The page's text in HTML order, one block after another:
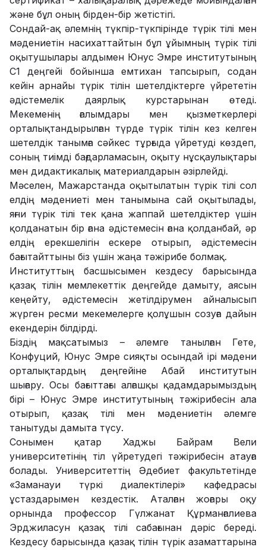
және бұл оның бірден-бір жетістігі.
Сондай-ақ әлемнің түкпір-түкпірінде түрік тілі мен
мәдениетін насихаттайтын бұл ұйымның түрік тілі
оқытушылары алдымен Юнус Эмре институтының
С1 деңгейі бойынша емтихан тапсырып, содан
кейін арнайы түрік тілін шетелдіктерге үйрететін
әдістемелік даярлық курстарынан өтеді.
Мекеменің ғалымдары мен қызметкерлері
орталықтандырылған түрде түрік тілін кез келген
шетелдік танымға сәйкес тұрғыда үйретуді көздеп,
соның тиімді бағдарламасын, оқыту нұсқаулықтары
мен дидактикалық материалдарын әзірлейді.
Мәселен, Мажарстанда оқытылатын түрік тілі сол
елдің мәдениеті мен танымына сай оқытылады,
яғни түрік тілі тек қана жаппай шетелдіктер үшін
қолданатын бір ғана әдістемесін ғана қолданбай, әр
елдің ерекшелігін ескере отырып, әдістемесін
бағытайттыны біз үшін жаңа тәжірибе болмақ.
Институттың басшысымен кездесу барысында
қазақ тілін мемлекеттік деңгейде дамыту, аясын
кеңейту, әдістемесін жетілдірумен айналысып
жүрген ресми мекемелерге қолұшын созуға дайын
екендерін білдірді.
Біздің мақсатымыз – әлемге танылған Гете,
Конфуций, Юнус Эмре сияқты осындай ірі мәдени
орталықтардың деңгейіне Абай институтын
шығару. Осы бағыттағы алғашқы қадамдарымыздың
бірі – Юнус Эмре институтының тәжірибесін ала
отырып, қазақ тілі мен мәдениетін әлемге
танытуды дамыта түсу.
Сонымен қатар Хаджы Байрам Вели
университетінің тіл үйретудегі тәжірибесін атауға
болады. Университеттің Әдебиет факультетінде
«Заманауи түркі диалектілері» кафедрасы
ұстаздарымен кездестік. Аталған жоғары оқу
орнында профессор Гүлжанат Құрманғалиева
Эрджиласун қазақ тілі сабағынан дәріс береді.
Кездесу барысында қазақ тілін түрік азаматтарына